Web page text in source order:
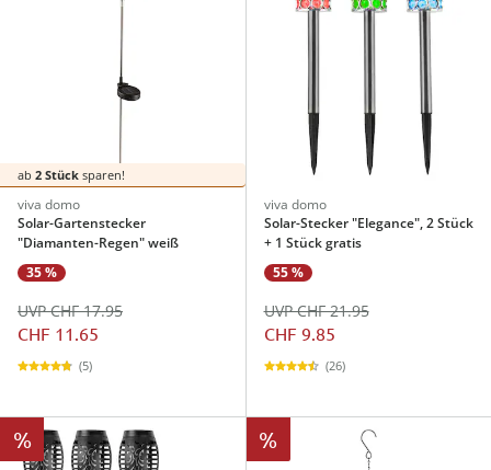
ab 2 Stück sparen!
viva domo
Solar-Gartenstecker
"Diamanten-Regen" weiß
35 %
CHF 11.65
UVP CHF 17.95
(5)
viva domo
Solar-Stecker "Elegance", 2 Stück
+ 1 Stück gratis
55 %
CHF 9.85
UVP CHF 21.95
(26)
% %